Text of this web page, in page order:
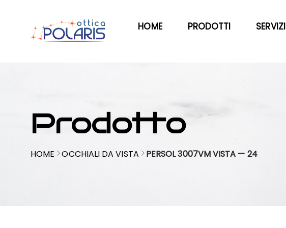
HOME PRODOTTI SERVIZI
Prodotto
HOME OCCHIALI DA VISTA PERSOL 3007VM VISTA — 24